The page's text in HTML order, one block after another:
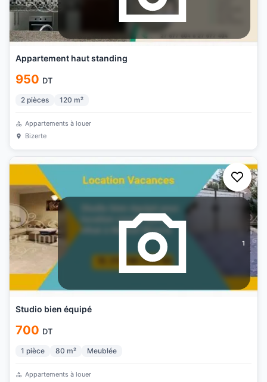
Appartement haut standing
950 DT
2 pièces 120 m²
Appartements à louer
Bizerte
1
Studio bien équipé
700 DT
1 pièce 80 m² Meublée
Appartements à louer